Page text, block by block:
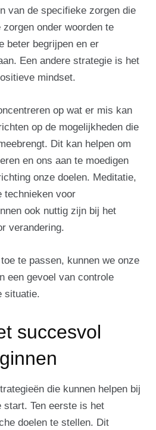
van de specifieke zorgen die
onder woorden te
beter begrijpen en er
Een andere strategie is het
mindset.
op wat er mis kan
op de mogelijkheden die
Dit kan helpen om
en ons aan te moedigen
onze doelen. Meditatie,
technieken voor
ook nuttig zijn bij het
verandering.
te passen, kunnen we onze
een gevoel van controle
situatie.
succesvol
die kunnen helpen bij
Ten eerste is het
doelen te stellen. Dit